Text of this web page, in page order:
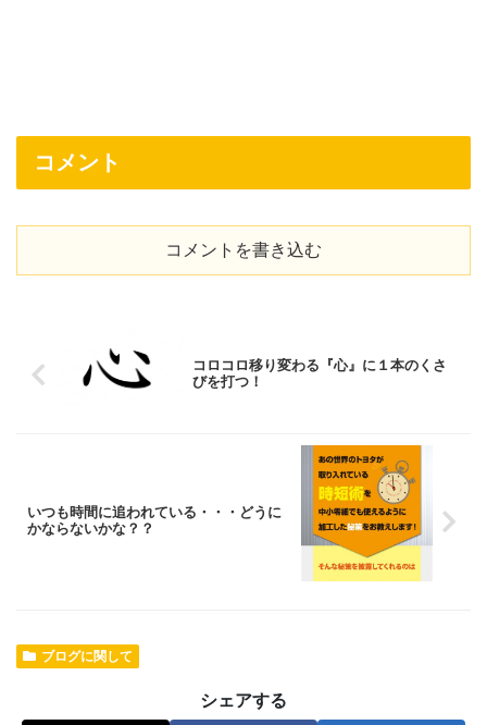
コメント
コメントを書き込む
コロコロ移り変わる『心』に１本のくさ
びを打つ！
いつも時間に追われている・・・どうに
かならないかな？？
ブログに関して
シェアする